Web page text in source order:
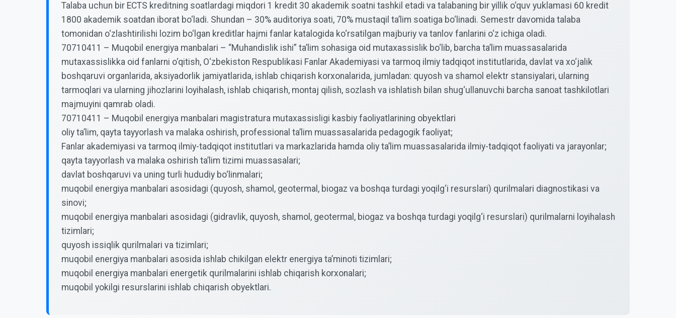
Talaba uchun bir ECTS kreditning soatlardagi miqdori 1 kredit 30 akademik soatni tashkil etadi va talabaning bir yillik o‘quv yuklamasi 60 kredit
1800 akademik soatdan iborat bo‘ladi. Shundan – 30% auditoriya soati, 70% mustaqil ta’lim soatiga bo‘linadi. Semestr davomida talaba
tomonidan o‘zlashtirilishi lozim bo‘lgan kreditlar hajmi fanlar katalogida ko‘rsatilgan majburiy va tanlov fanlarini o‘z ichiga oladi.
70710411 – Muqobil energiya manbalari – “Muhandislik ishi” ta’lim sohasiga oid mutaxassislik bo‘lib, barcha ta’lim muassasalarida
mutaxassislikka oid fanlarni o‘qitish, O‘zbekiston Respublikasi Fanlar Akademiyasi va tarmoq ilmiy tadqiqot institutlarida, davlat va xo‘jalik
boshqaruvi organlarida, aksiyadorlik jamiyatlarida, ishlab chiqarish korxonalarida, jumladan: quyosh va shamol elektr stansiyalari, ularning
tarmoqlari va ularning jihozlarini loyihalash, ishlab chiqarish, montaj qilish, sozlash va ishlatish bilan shug‘ullanuvchi barcha sanoat tashkilotlari
majmuyini qamrab oladi.
70710411 – Muqobil energiya manbalari magistratura mutaxassisligi kasbiy faoliyatlarining obyektlari
oliy ta’lim, qayta tayyorlash va malaka oshirish, professional ta’lim muassasalarida pedagogik faoliyat;
Fanlar akademiyasi va tarmoq ilmiy-tadqiqot institutlari va markazlarida hamda oliy ta’lim muassasalarida ilmiy-tadqiqot faoliyati va jarayonlar;
qayta tayyorlash va malaka oshirish ta’lim tizimi muassasalari;
davlat boshqaruvi va uning turli hududiy bo‘linmalari;
muqobil energiya manbalari asosidagi (quyosh, shamol, geotermal, biogaz va boshqa turdagi yoqilg‘i resurslari) qurilmalari diagnostikasi va
sinovi;
muqobil energiya manbalari asosidagi (gidravlik, quyosh, shamol, geotermal, biogaz va boshqa turdagi yoqilg‘i resurslari) qurilmalarni loyihalash
tizimlari;
quyosh issiqlik qurilmalari va tizimlari;
muqobil energiya manbalari asosida ishlab chikilgan elektr energiya ta’minoti tizimlari;
muqobil energiya manbalari energetik qurilmalarini ishlab chiqarish korxonalari;
muqobil yokilgi resurslarini ishlab chiqarish obyektlari.